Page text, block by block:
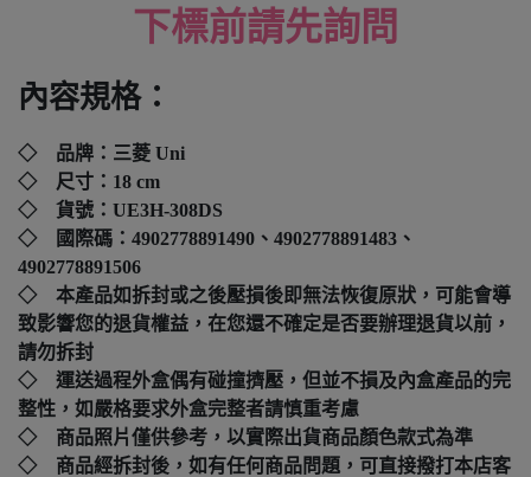
下標前請先詢問
內容規格：
◇ 品牌： 三菱 Uni
◇ 尺寸： 18 cm
◇ 貨號： UE3H-308DS
◇ 國際碼： 4902778891490 、4902778891483、
4902778891506
◇ 本產品如拆封或之後壓損後即無法恢復原狀，可能會導
致影響您的退貨權益，在您還不確定是否要辦理退貨以前，
請勿拆封
◇ 運送過程外盒偶有碰撞擠壓，但並不損及內盒產品的完
整性，如嚴格要求外盒完整者請慎重考慮
◇ 商品照片僅供參考，以實際出貨商品顏色款式為準
◇ 商品經拆封後，如有任何商品問題，可直接撥打本店客